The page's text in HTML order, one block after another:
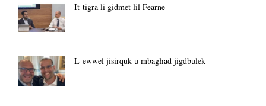
It-tigra li gidmet lil Fearne
L-ewwel jisirquk u mbagħad jigdbulek